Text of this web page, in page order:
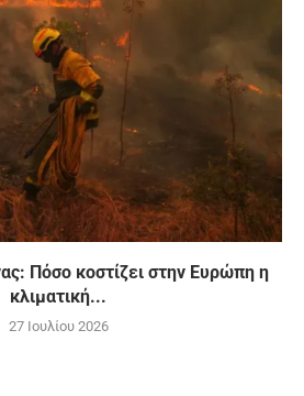
Πόσο κοστίζει στην Ευρώπη η
κλιματική...
27 Ιουλίου 2026